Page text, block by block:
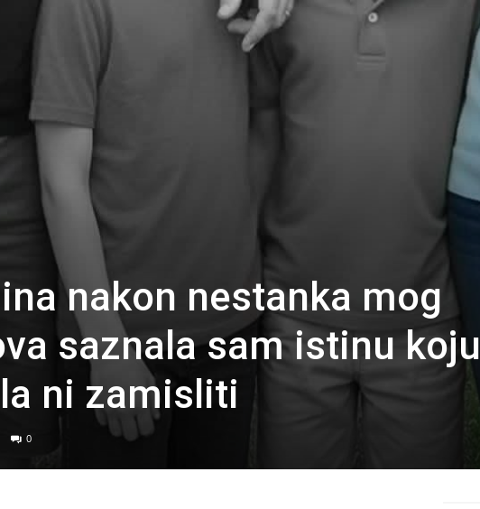
nakon nestanka mog
saznala sam istinu koju
ni zamisliti
0